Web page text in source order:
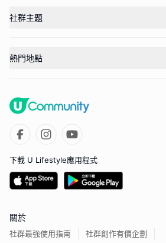
社群主題
熱門地點
下載 U Lifestyle應用程式
關於
社群最強使用指南 社群創作有價企劃